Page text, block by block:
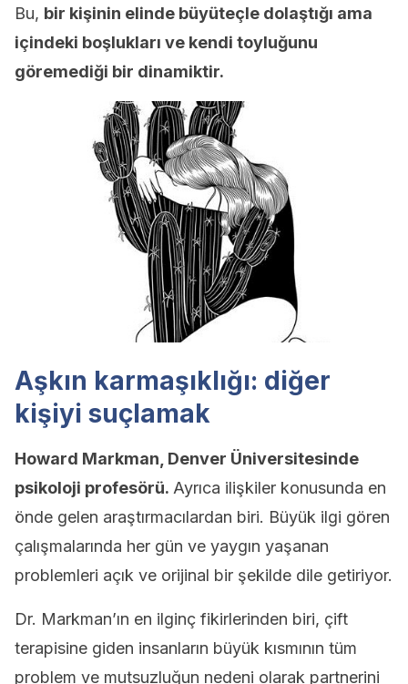
Bu, bir kişinin elinde büyüteçle dolaştığı ama
içindeki boşlukları ve kendi toyluğunu
göremediği bir dinamiktir.
Aşkın karmaşıklığı: diğer
kişiyi suçlamak
Howard Markman, Denver Üniversitesinde
psikoloji profesörü. Ayrıca ilişkiler konusunda en
önde gelen araştırmacılardan biri. Büyük ilgi gören
çalışmalarında her gün ve yaygın yaşanan
problemleri açık ve orijinal bir şekilde dile getiriyor.
Dr. Markman’ın en ilginç fikirlerinden biri, çift
terapisine giden insanların büyük kısmının tüm
problem ve mutsuzluğun nedeni olarak partnerini